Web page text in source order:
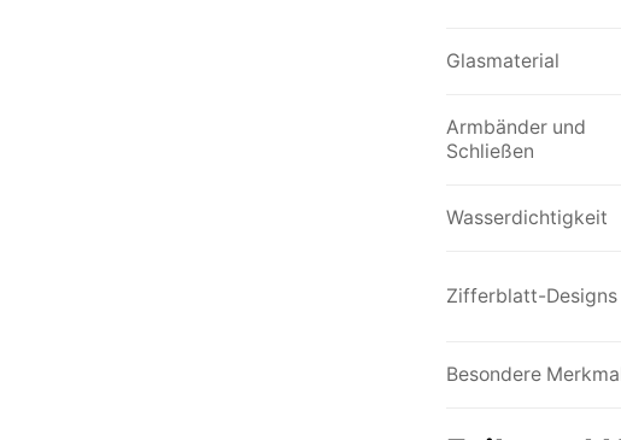
Glasmaterial
Armbänder und
Schließen
Wasserdichtigkeit
Zifferblatt-Designs
Besondere